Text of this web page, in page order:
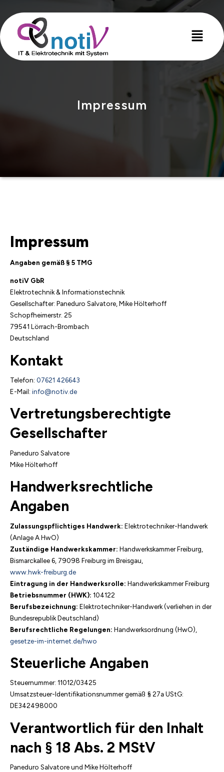
Impressum
Impressum
Angaben gemäß § 5 TMG
notiV GbR
Elektrotechnik & Informationstechnik
Gesellschafter: Paneduro Salvatore, Mike Hölterhoff
Schopfheimerstr. 25
79541 Lörrach-Brombach
Deutschland
Kontakt
Telefon: 07621 426643
E-Mail: info@notiv.de
Vertretungsberechtigte
Gesellschafter
Paneduro Salvatore
Mike Hölterhoff
Handwerksrechtliche
Angaben
Zulassungspflichtiges Handwerk: Elektrotechniker-Handwerk
(Anlage A HwO)
Zuständige Handwerkskammer: Handwerkskammer Freiburg,
Bismarckallee 6, 79098 Freiburg im Breisgau,
www.hwk-freiburg.de
Eintragung in der Handwerksrolle: Handwerkskammer Freiburg
Betriebsnummer (HWK): 104122
Berufsbezeichnung: Elektrotechniker-Handwerk (verliehen in der
Bundesrepublik Deutschland)
Berufsrechtliche Regelungen: Handwerksordnung (HwO),
gesetze-im-internet.de/hwo
Steuerliche Angaben
Steuernummer: 11012/03425
Umsatzsteuer-Identifikationsnummer gemäß § 27a UStG:
DE342498000
Verantwortlich für den Inhalt
nach § 18 Abs. 2 MStV
Paneduro Salvatore und Mike Hölterhoff